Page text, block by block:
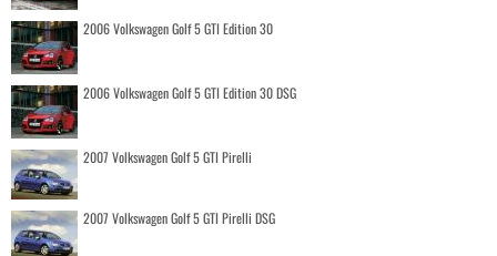
2006 Volkswagen Golf 5 GTI Edition 30
2006 Volkswagen Golf 5 GTI Edition 30 DSG
2007 Volkswagen Golf 5 GTI Pirelli
2007 Volkswagen Golf 5 GTI Pirelli DSG